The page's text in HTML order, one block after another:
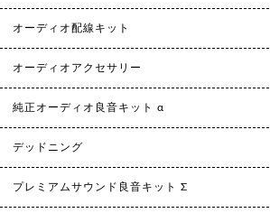
オーディオ配線キット
オーディオアクセサリー
純正オーディオ良音キット α
デッドニング
プレミアムサウンド良音キット Σ